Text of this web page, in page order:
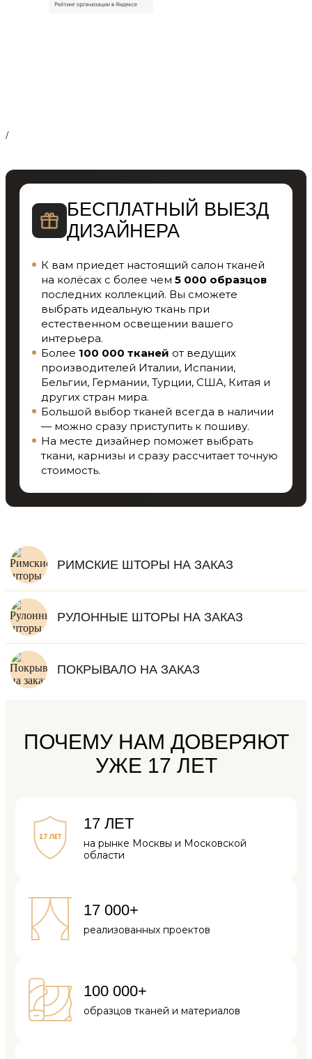
/
БЕСПЛАТНЫЙ ВЫЕЗД
ДИЗАЙНЕРА
К вам приедет настоящий салон тканей
на колёсах с более чем 5 000 образцов
последних коллекций. Вы сможете
выбрать идеальную ткань при
естественном освещении вашего
интерьера.
Более 100 000 тканей от ведущих
производителей Италии, Испании,
Бельгии, Германии, Турции, США, Китая и
других стран мира.
Большой выбор тканей всегда в наличии
— можно сразу приступить к пошиву.
На месте дизайнер поможет выбрать
ткани, карнизы и сразу рассчитает точную
стоимость.
РИМСКИЕ ШТОРЫ НА ЗАКАЗ
РУЛОННЫЕ ШТОРЫ НА ЗАКАЗ
ПОКРЫВАЛО НА ЗАКАЗ
ПОЧЕМУ НАМ ДОВЕРЯЮТ
УЖЕ 17 ЛЕТ
17 ЛЕТ
на рынке Москвы и Московской
области
17 000+
реализованных проектов
100 000+
образцов тканей и материалов